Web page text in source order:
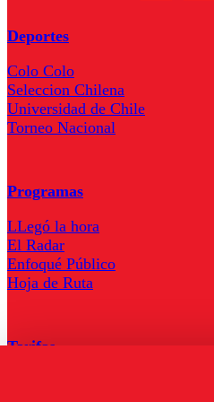
Deportes
Colo Colo
Seleccion Chilena
Universidad de Chile
Torneo Nacional
Programas
LLegó la hora
El Radar
Enfoqué Público
Hoja de Ruta
Tarifas